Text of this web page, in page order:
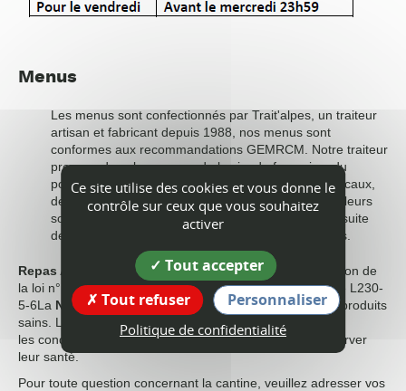
Menus
Les menus sont confectionnés par Trait'alpes, un traiteur
artisan et fabricant depuis 1988, nos menus sont
conformes aux recommandations GEMRCM. Notre traiteur
propose dans les menus, de la viande française, du
poisson issu de la pêche raisonnée, des produits locaux,
des produis labellisés bio ou des plats cuisinés par leurs
soins. Une légende est mis à votre disposition à la suite
des menus pour vous indiquer l'origine des produits.
Repas Alternatif
=végétarien 1 fois/semaine en application de
la loi n° 2018-938 du 30 octobre 2018 (Loi Egalim),article L230-
5-6La Nouvelle Agriculture®
s'engage à proposer des produits
sains. L'utilisation des médicaments est raisonnée
les conditions de vie des animaux amélioréespour préserver
leur santé.
Pour toute question concernant la cantine, veuillez adresser vos
Ce site utilise des cookies et vous donne le
contrôle sur ceux que vous souhaitez
activer
Tout accepter
Tout refuser
Personnaliser
Politique de confidentialité